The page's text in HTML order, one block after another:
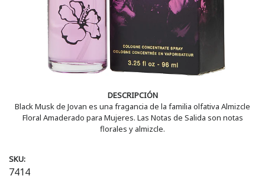
DESCRIPCIÓN
Black Musk de Jovan es una fragancia de la familia olfativa Almizcle
Floral Amaderado para Mujeres. Las Notas de Salida son notas
florales y almizcle.
SKU:
7414